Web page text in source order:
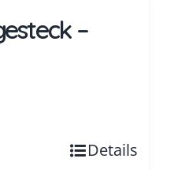
–
Details